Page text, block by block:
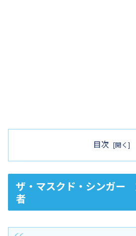
目次
ザ・マスクド・シンガー
者